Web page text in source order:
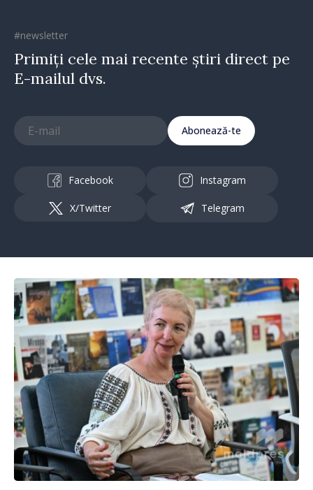
#newsletter
Primiți cele mai recente știri direct pe
E-mailul dvs.
Abonează-te
Facebook Instagram
X/Twitter Telegram